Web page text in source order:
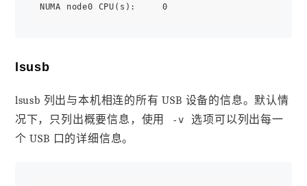
lsusb
lsusb 列出与本机相连的所有 USB 设备的信息。默认情
况下，只列出概要信息，使用
-v
选项可以列出每一
个 USB 口的详细信息。